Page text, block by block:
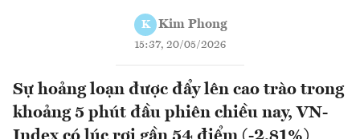
K Kim Phong
15:37, 20/05/2026
Sự hoảng loạn được đẩy lên cao trào trong
khoảng 5 phút đầu phiên chiều nay, VN-